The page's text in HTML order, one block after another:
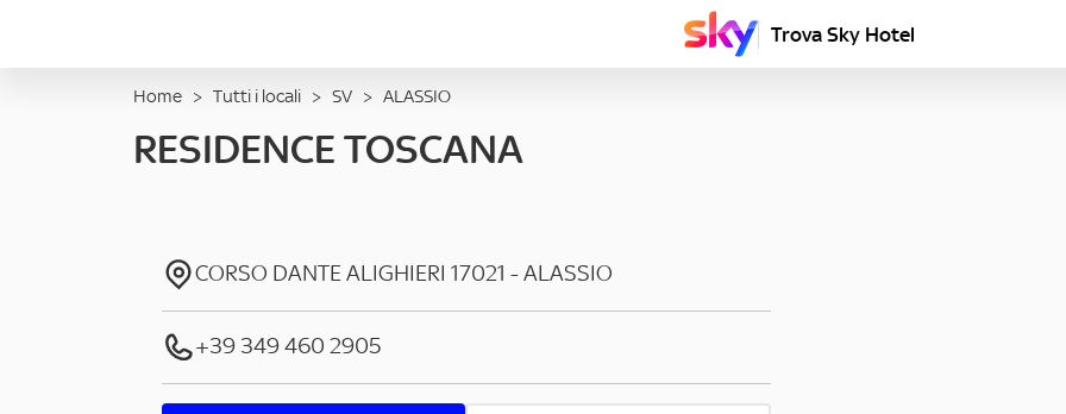
Trova Sky Hotel
Home > Tutti i locali > SV > ALASSIO
RESIDENCE TOSCANA
CORSO DANTE ALIGHIERI 17021 -ALASSIO
+39 349 460 2905